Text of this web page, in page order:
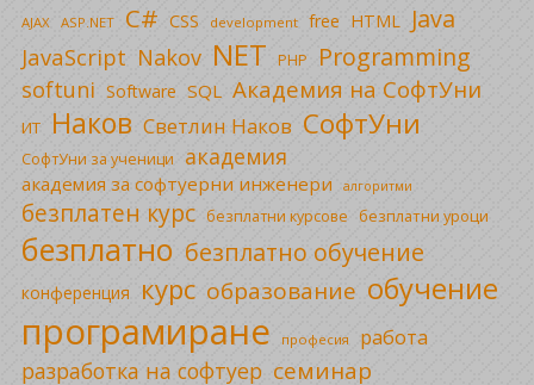
AJAX ASP.NET C# CSS development free HTML Java
JavaScript Nakov NET PHP Programming
softuni Software SQL Академия на СофтУни
ИТ Наков Светлин Наков СофтУни
СофтУни за ученици академия
академия за софтуерни инженери алгоритми
безплатен курс безплатни курсове безплатни уроци
безплатно безплатно обучение
конференция курс образование обучение
програмиране професия работа
разработка на софтуер семинар